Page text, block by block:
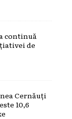
continuă
de
Cernăuți
10,6